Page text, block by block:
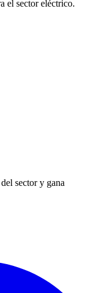
el sector eléctrico.
sector y gana